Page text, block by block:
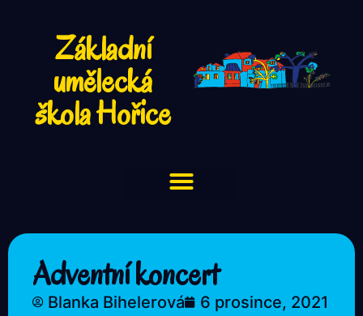
Základní
umělecká
škola Hořice
Adventní koncert
Blanka Bihelerová
6 prosince, 2021